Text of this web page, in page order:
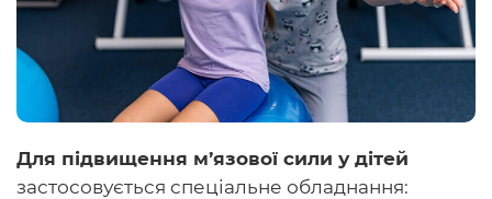
Для підвищення м’язової сили у дітей
застосовується спеціальне обладнання: